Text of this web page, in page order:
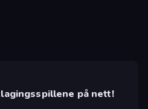
på nett!